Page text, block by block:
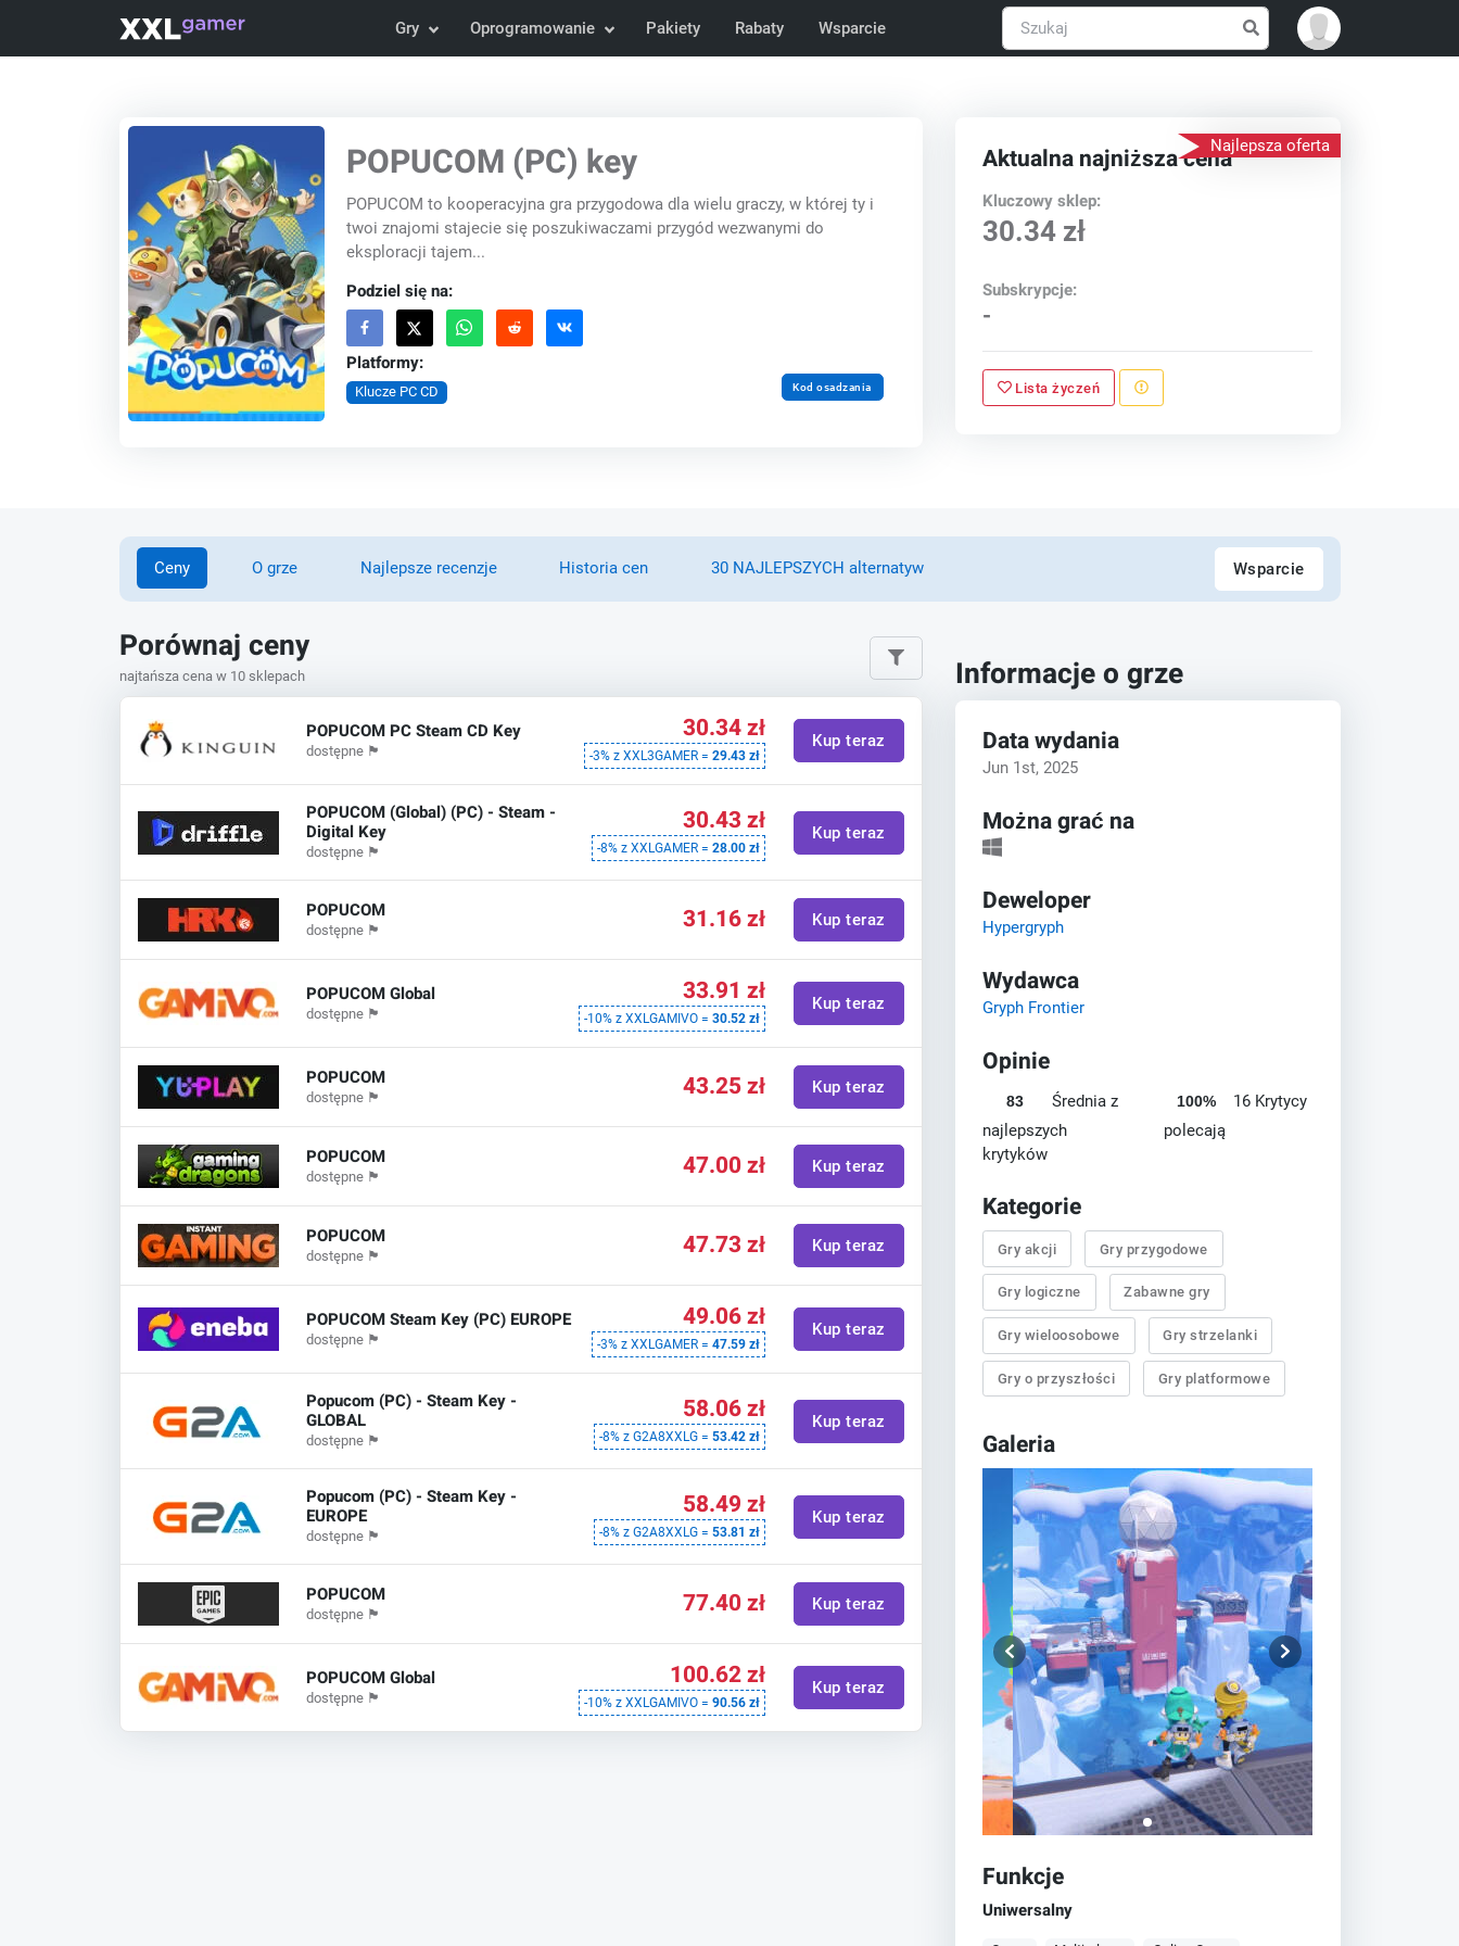
Gry Oprogramowanie Pakiety Rabaty Wsparcie
POPUCOM (PC) key
POPUCOM to kooperacyjna gra przygodowa dla wielu graczy, w której ty i
twoi znajomi stajecie się poszukiwaczami przygód wezwanymi do
eksploracji tajem...
Podziel się na:
Platformy:
Klucze PC CD Kod osadzania
Najlepsza oferta
Aktualna najniższa cena
Kluczowy sklep:
30.34 zł
Subskrypcje:
-
Lista życzeń
Ceny O grze Najlepsze recenzje Historia cen 30 NAJLEPSZYCH alternatyw Wsparcie
Porównaj ceny
najtańsza cena w 10 sklepach
POPUCOM PC Steam CD Key
dostępne 🏴
30.34 zł
-3% z XXL3GAMER =29.43 zł
Kup teraz
POPUCOM (Global) (PC) - Steam -
Digital Key
dostępne 🏴
30.43 zł
-8% z XXLGAMER =28.00 zł
Kup teraz
POPUCOM
dostępne 🏴 31.16 zł Kup teraz
POPUCOM Global
dostępne 🏴
33.91 zł
-10% z XXLGAMIVO =30.52 zł
Kup teraz
POPUCOM
dostępne 🏴 43.25 zł Kup teraz
POPUCOM
dostępne 🏴 47.00 zł Kup teraz
POPUCOM
dostępne 🏴 47.73 zł Kup teraz
POPUCOM Steam Key (PC) EUROPE
dostępne 🏴
49.06 zł
-3% z XXLGAMER =47.59 zł
Kup teraz
Popucom (PC) - Steam Key -
GLOBAL
dostępne 🏴
58.06 zł
-8% z G2A8XXLG =53.42 zł
Kup teraz
Popucom (PC) - Steam Key -
EUROPE
dostępne 🏴
58.49 zł
-8% z G2A8XXLG =53.81 zł
Kup teraz
POPUCOM
dostępne 🏴 77.40 zł Kup teraz
POPUCOM Global
dostępne 🏴
100.62 zł
-10% z XXLGAMIVO =90.56 zł
Kup teraz
Informacje o grze
Data wydania
Jun 1st, 2025
Można grać na
Deweloper
Hypergryph
Wydawca
Gryph Frontier
Opinie
83
Średnia z
najlepszych
krytyków
100%
16 Krytycy
polecają
Kategorie
Gry akcji Gry przygodowe
Gry logiczne Zabawne gry
Gry wieloosobowe Gry strzelanki
Gry o przyszłości Gry platformowe
Galeria
Funkcje
Uniwersalny